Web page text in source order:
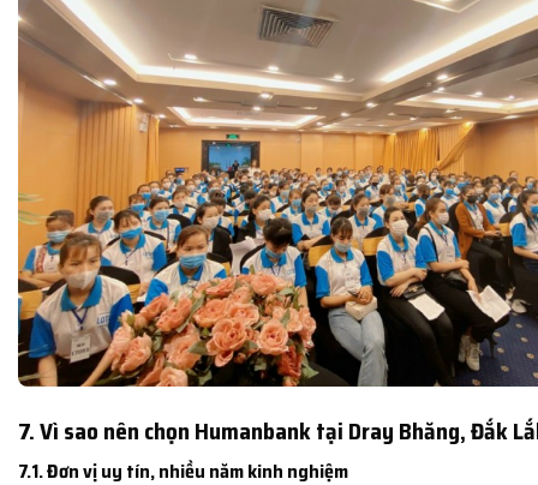
7. Vì sao nên chọn Humanbank tại Dray Bhăng, Đắk
7.1. Đơn vị uy tín, nhiều năm kinh nghiệm